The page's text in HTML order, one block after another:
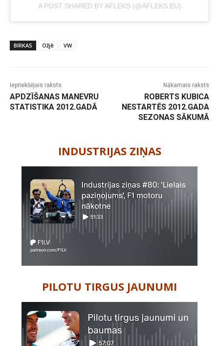
A POST SHARED BY AFLEKS (@AFLEKS.EU)
BIRKAS Ožjē VW
Iepriekšējais raksts
APDZĪŠANAS MANEVRU
STATISTIKA 2012.GADĀ
Nākamais raksts
ROBERTS KUBICA
NESTARTĒS 2012.GADA
SEZONAS SĀKUMĀ
INDUSTRIJAS ZIŅAS
PILOTU TIRGUS JAUNUMI